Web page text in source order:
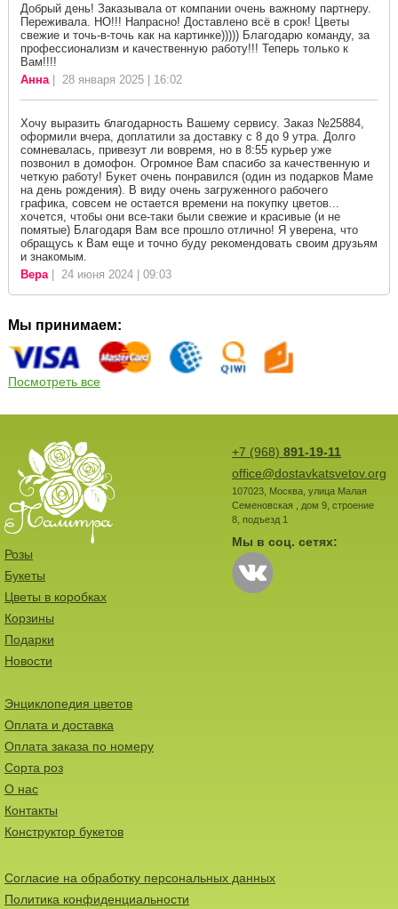
Добрый день! Заказывала от компании очень важному партнеру.
Переживала. НО!!! Напрасно! Доставлено всё в срок! Цветы
свежие и точь-в-точь как на картинке))))) Благодарю команду, за
профессионализм и качественную работу!!! Теперь только к
Вам!!!!
Анна| 28 января 2025 | 16:02
Хочу выразить благодарность Вашему сервису. Заказ №25884,
оформили вчера, доплатили за доставку с 8 до 9 утра. Долго
сомневалась, привезут ли вовремя, но в 8:55 курьер уже
позвонил в домофон. Огромное Вам спасибо за качественную и
четкую работу! Букет очень понравился (один из подарков Маме
на день рождения). В виду очень загруженного рабочего
графика, совсем не остается времени на покупку цветов...
хочется, чтобы они все-таки были свежие и красивые (и не
помятые) Благодаря Вам все прошло отлично! Я уверена, что
обращусь к Вам еще и точно буду рекомендовать своим друзьям
и знакомым.
Вера| 24 июня 2024 | 09:03
Мы принимаем:
Посмотреть все
+7 (968) 891-19-11
office@dostavkatsvetov.org
107023, Москва, улица Малая
Семеновская , дом 9, строение
8, подъезд 1
Мы в соц. сетях:
Розы
Букеты
Цветы в коробках
Корзины
Подарки
Новости
Энциклопедия цветов
Оплата и доставка
Оплата заказа по номеру
Сорта роз
О нас
Контакты
Конструктор букетов
Согласие на обработку персональных данных
Политика конфиденциальности